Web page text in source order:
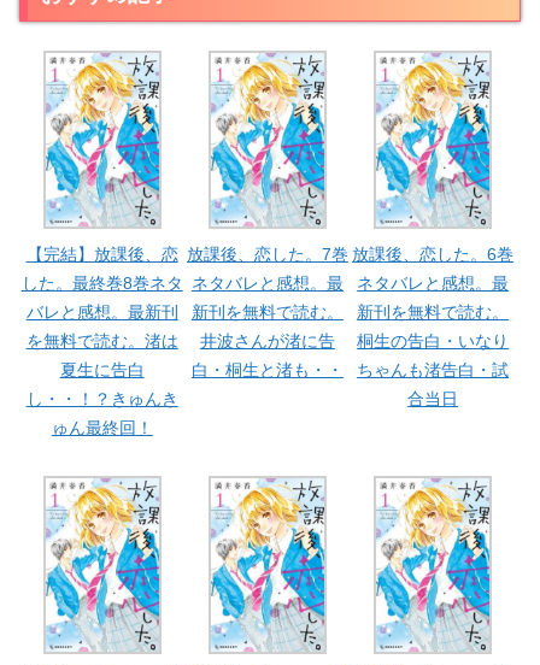
【完結】放課後、恋
した。最終巻8巻ネタ
バレと感想。最新刊
を無料で読む。渚は
夏生に告白
し・・！？きゅんき
ゅん最終回！
放課後、恋した。7巻
ネタバレと感想。最
新刊を無料で読む。
井波さんが渚に告
白・桐生と渚も・・
放課後、恋した。6巻
ネタバレと感想。最
新刊を無料で読む。
桐生の告白・いなり
ちゃんも渚告白・試
合当日